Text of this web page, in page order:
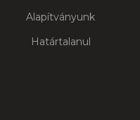
Alapítványunk
Határtalanul